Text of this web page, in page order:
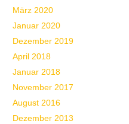
März 2020
Januar 2020
Dezember 2019
April 2018
Januar 2018
November 2017
August 2016
Dezember 2013